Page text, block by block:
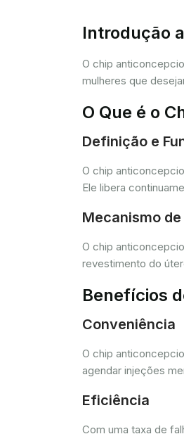
Introdução
O chip
mulheres que
O Que é o
Definição e
O chip
Ele libera
Mecanismo
O chip
revestimento do
Benefícios
Conveniência
O chip
agendar injeções
Eficiência
Com uma taxa de